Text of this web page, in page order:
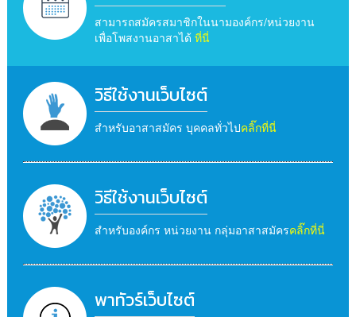
สามารถสมัครสมาชิกในนามองค์กร/หน่วยงาน
เพื่อโพสงานอาสาได้ ที่นี่
วิธีใช้งานเว็บไซต์
สำหรับอาสาสมัคร บุคคลทั่วไปคลิ๊กที่นี่
วิธีใช้งานเว็บไซต์
สำหรับองค์กร หน่วยงาน กลุ่มอาสาสมัครคลิ๊กที่นี่
พาทัวร์เว็บไซต์